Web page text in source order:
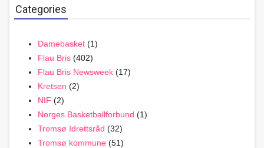
Categories
Damebasket (1)
Flau Bris (402)
Flau Bris Newsweek (17)
Kretsen (2)
NIF (2)
Norges Basketballforbund (1)
Tromsø Idrettsråd (32)
Tromsø kommune (51)